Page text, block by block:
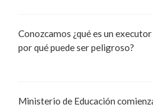
Conozcamos ¿qué es un
por qué puede ser peligroso?
Ministerio de Educación